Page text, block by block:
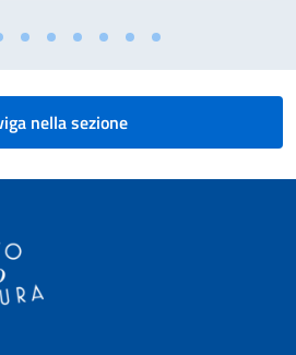
nella sezione